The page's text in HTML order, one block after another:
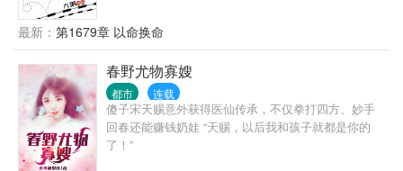
为一名玄学主播，直播算命攒功德。 水友1号：“大
师，我弟弟失踪十几年了，不知道是死是活？” 姜
一：“明天开车一路往西北方向，然后路过的第十二个
村庄，他就在那里。” 于是藏匿多年的头号人贩子成功
被抓。 水友2号：“大师，有个女鬼要伤害我儿子，求
你救救他！” 姜一：“你儿子杀妻骗保，还想我救？
死！！！” 然后案件重新调查，真相大白。 水友3
号：“大师，我家房子好像有点问题。” 姜一：“你家房
最新： 第1679章 以命换命
春野尤物寡嫂
都市 连载
傻子宋天赐意外获得医仙传承，不仅拳打四方、妙手
回春还能赚钱奶娃 “天赐，以后我和孩子就都是你的
了！”